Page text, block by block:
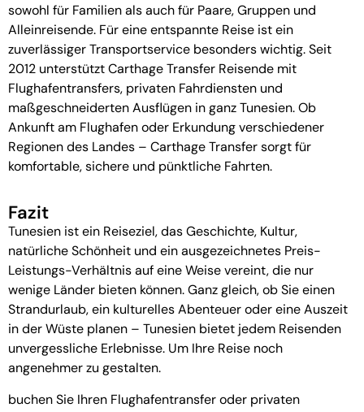
sowohl für Familien als auch für Paare, Gruppen und
Alleinreisende. Für eine entspannte Reise ist ein
zuverlässiger Transportservice besonders wichtig. Seit
2012 unterstütztCarthage Transfer Reisende mit
Flughafentransfers, privaten Fahrdiensten und
maßgeschneiderten Ausflügen in ganz Tunesien. Ob
Ankunft am Flughafen oder Erkundung verschiedener
Regionen des Landes – Carthage Transfer sorgt für
komfortable, sichere und pünktliche Fahrten.
Fazit
Tunesien ist ein Reiseziel, das Geschichte, Kultur,
natürliche Schönheit und ein ausgezeichnetes Preis-
Leistungs-Verhältnis auf eine Weise vereint, die nur
wenige Länder bieten können. Ganz gleich, ob Sie einen
Strandurlaub, ein kulturelles Abenteuer oder eine Auszeit
in der Wüste planen – Tunesien bietet jedem Reisenden
unvergessliche Erlebnisse. Um Ihre Reise noch
angenehmer zu gestalten.
buchen Sie Ihren Flughafentransfer oder privaten